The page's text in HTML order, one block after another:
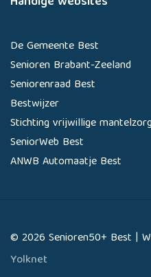
De Gemeente Best
Senioren Brabant-Zeeland
Seniorenraad Best
Bestwijzer
Stichting vrijwillige
SeniorWeb Best
ANWB Automaatje Best
© 2026 Senioren50+ Best |
Yolknet